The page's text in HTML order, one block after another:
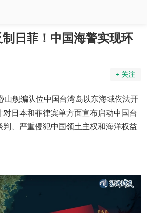
日菲！中国海警实现环
+ 关注
山舰编队位中国台湾岛以东海域依法开
对日本和菲律宾单方面宣布启动中国台
判、严重侵犯中国领土主权和海洋权益